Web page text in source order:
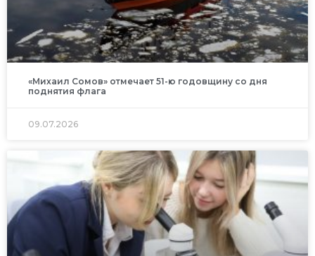
«Михаил Сомов» отмечает 51-ю годовщину со дня
поднятия флага
09.07.2026